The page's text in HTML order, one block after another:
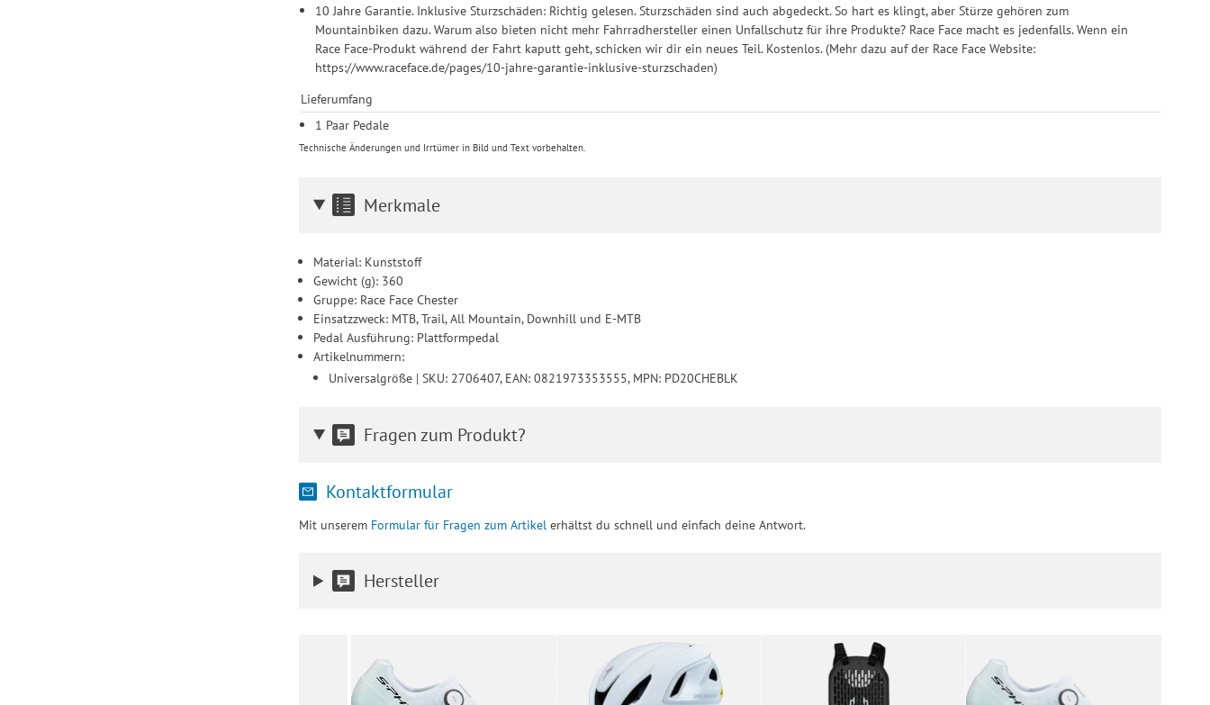
10 Jahre Garantie. Inklusive Sturzschäden: Richtig gelesen. Sturzschäden sind auch abgedeckt. So hart es klingt, aber Stürze gehören zum
Mountainbiken dazu. Warum also bieten nicht mehr Fahrradhersteller einen Unfallschutz für ihre Produkte? Race Face macht es jedenfalls. Wenn ein
Race Face-Produkt während der Fahrt kaputt geht, schicken wir dir ein neues Teil. Kostenlos. (Mehr dazu auf der Race Face Website:
https://www.raceface.de/pages/10-jahre-garantie-inklusive-sturzschaden)
Lieferumfang
1 Paar Pedale
Technische Änderungen und Irrtümer in Bild und Text vorbehalten.
Merkmale
Material: Kunststoff
Gewicht (g): 360
Gruppe: Race Face Chester
Einsatzzweck: MTB, Trail, All Mountain, Downhill und E-MTB
Pedal Ausführung: Plattformpedal
Artikelnummern:
Universalgröße | SKU: 2706407, EAN: 0821973353555, MPN: PD20CHEBLK
Fragen zum Produkt?
Kontaktformular
Mit unserem Formular für Fragen zum Artikel erhältst du schnell und einfach deine Antwort.
Hersteller